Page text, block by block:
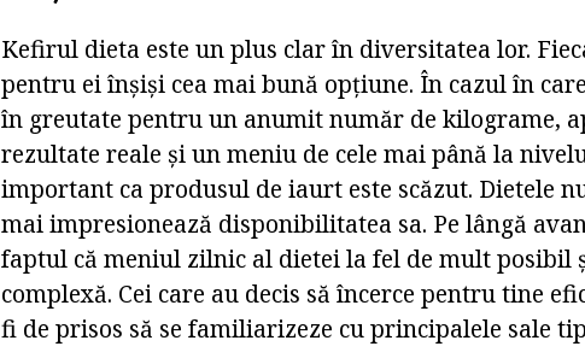
Kefirul dieta este un plus clar în diversitatea lor.
pentru ei înșiși cea mai bună opțiune. În cazul în
în greutate pentru un anumit număr de kilograme,
rezultate reale și un meniu de cele mai până la
important ca produsul de iaurt este scăzut. Dietele
mai impresionează disponibilitatea sa. Pe lângă
faptul că meniul zilnic al dietei la fel de mult posibil
complexă. Cei care au decis să încerce pentru tine
fi de prisos să se familiarizeze cu principalele sale